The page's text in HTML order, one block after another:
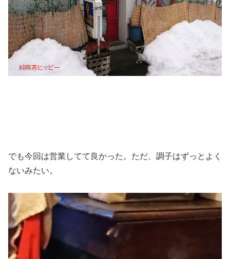
でも今回は営業してて良かった。ただ、調子はずっとよく
ないみたい。